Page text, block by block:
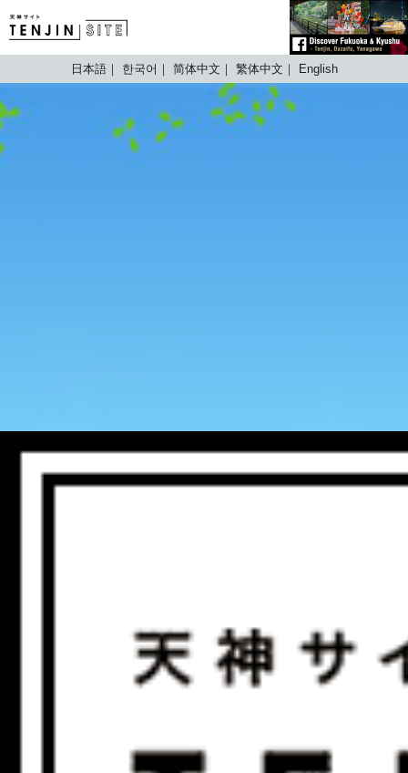
TENJIN SITE
日本語 한국어 简体中文 繁体中文 English